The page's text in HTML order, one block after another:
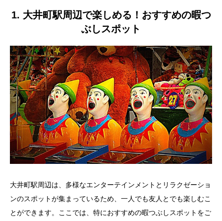
1. 大井町駅周辺で楽しめる！おすすめの暇つ
ぶしスポット
大井町駅周辺は、多様なエンターテインメントとリラクゼーショ
ンのスポットが集まっているため、一人でも友人とでも楽しむこ
とができます。ここでは、特におすすめの暇つぶしスポットをご